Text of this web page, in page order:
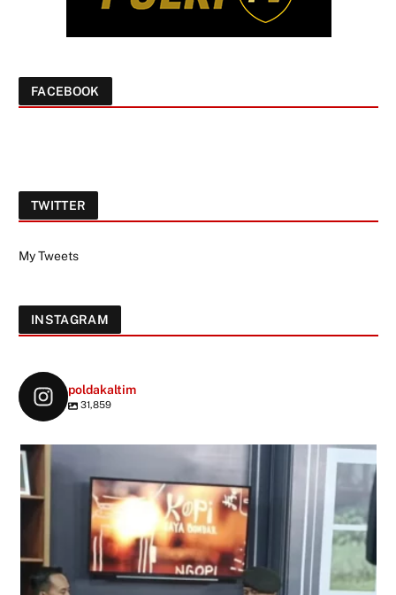
FACEBOOK
TWITTER
My Tweets
INSTAGRAM
poldakaltim
31,859